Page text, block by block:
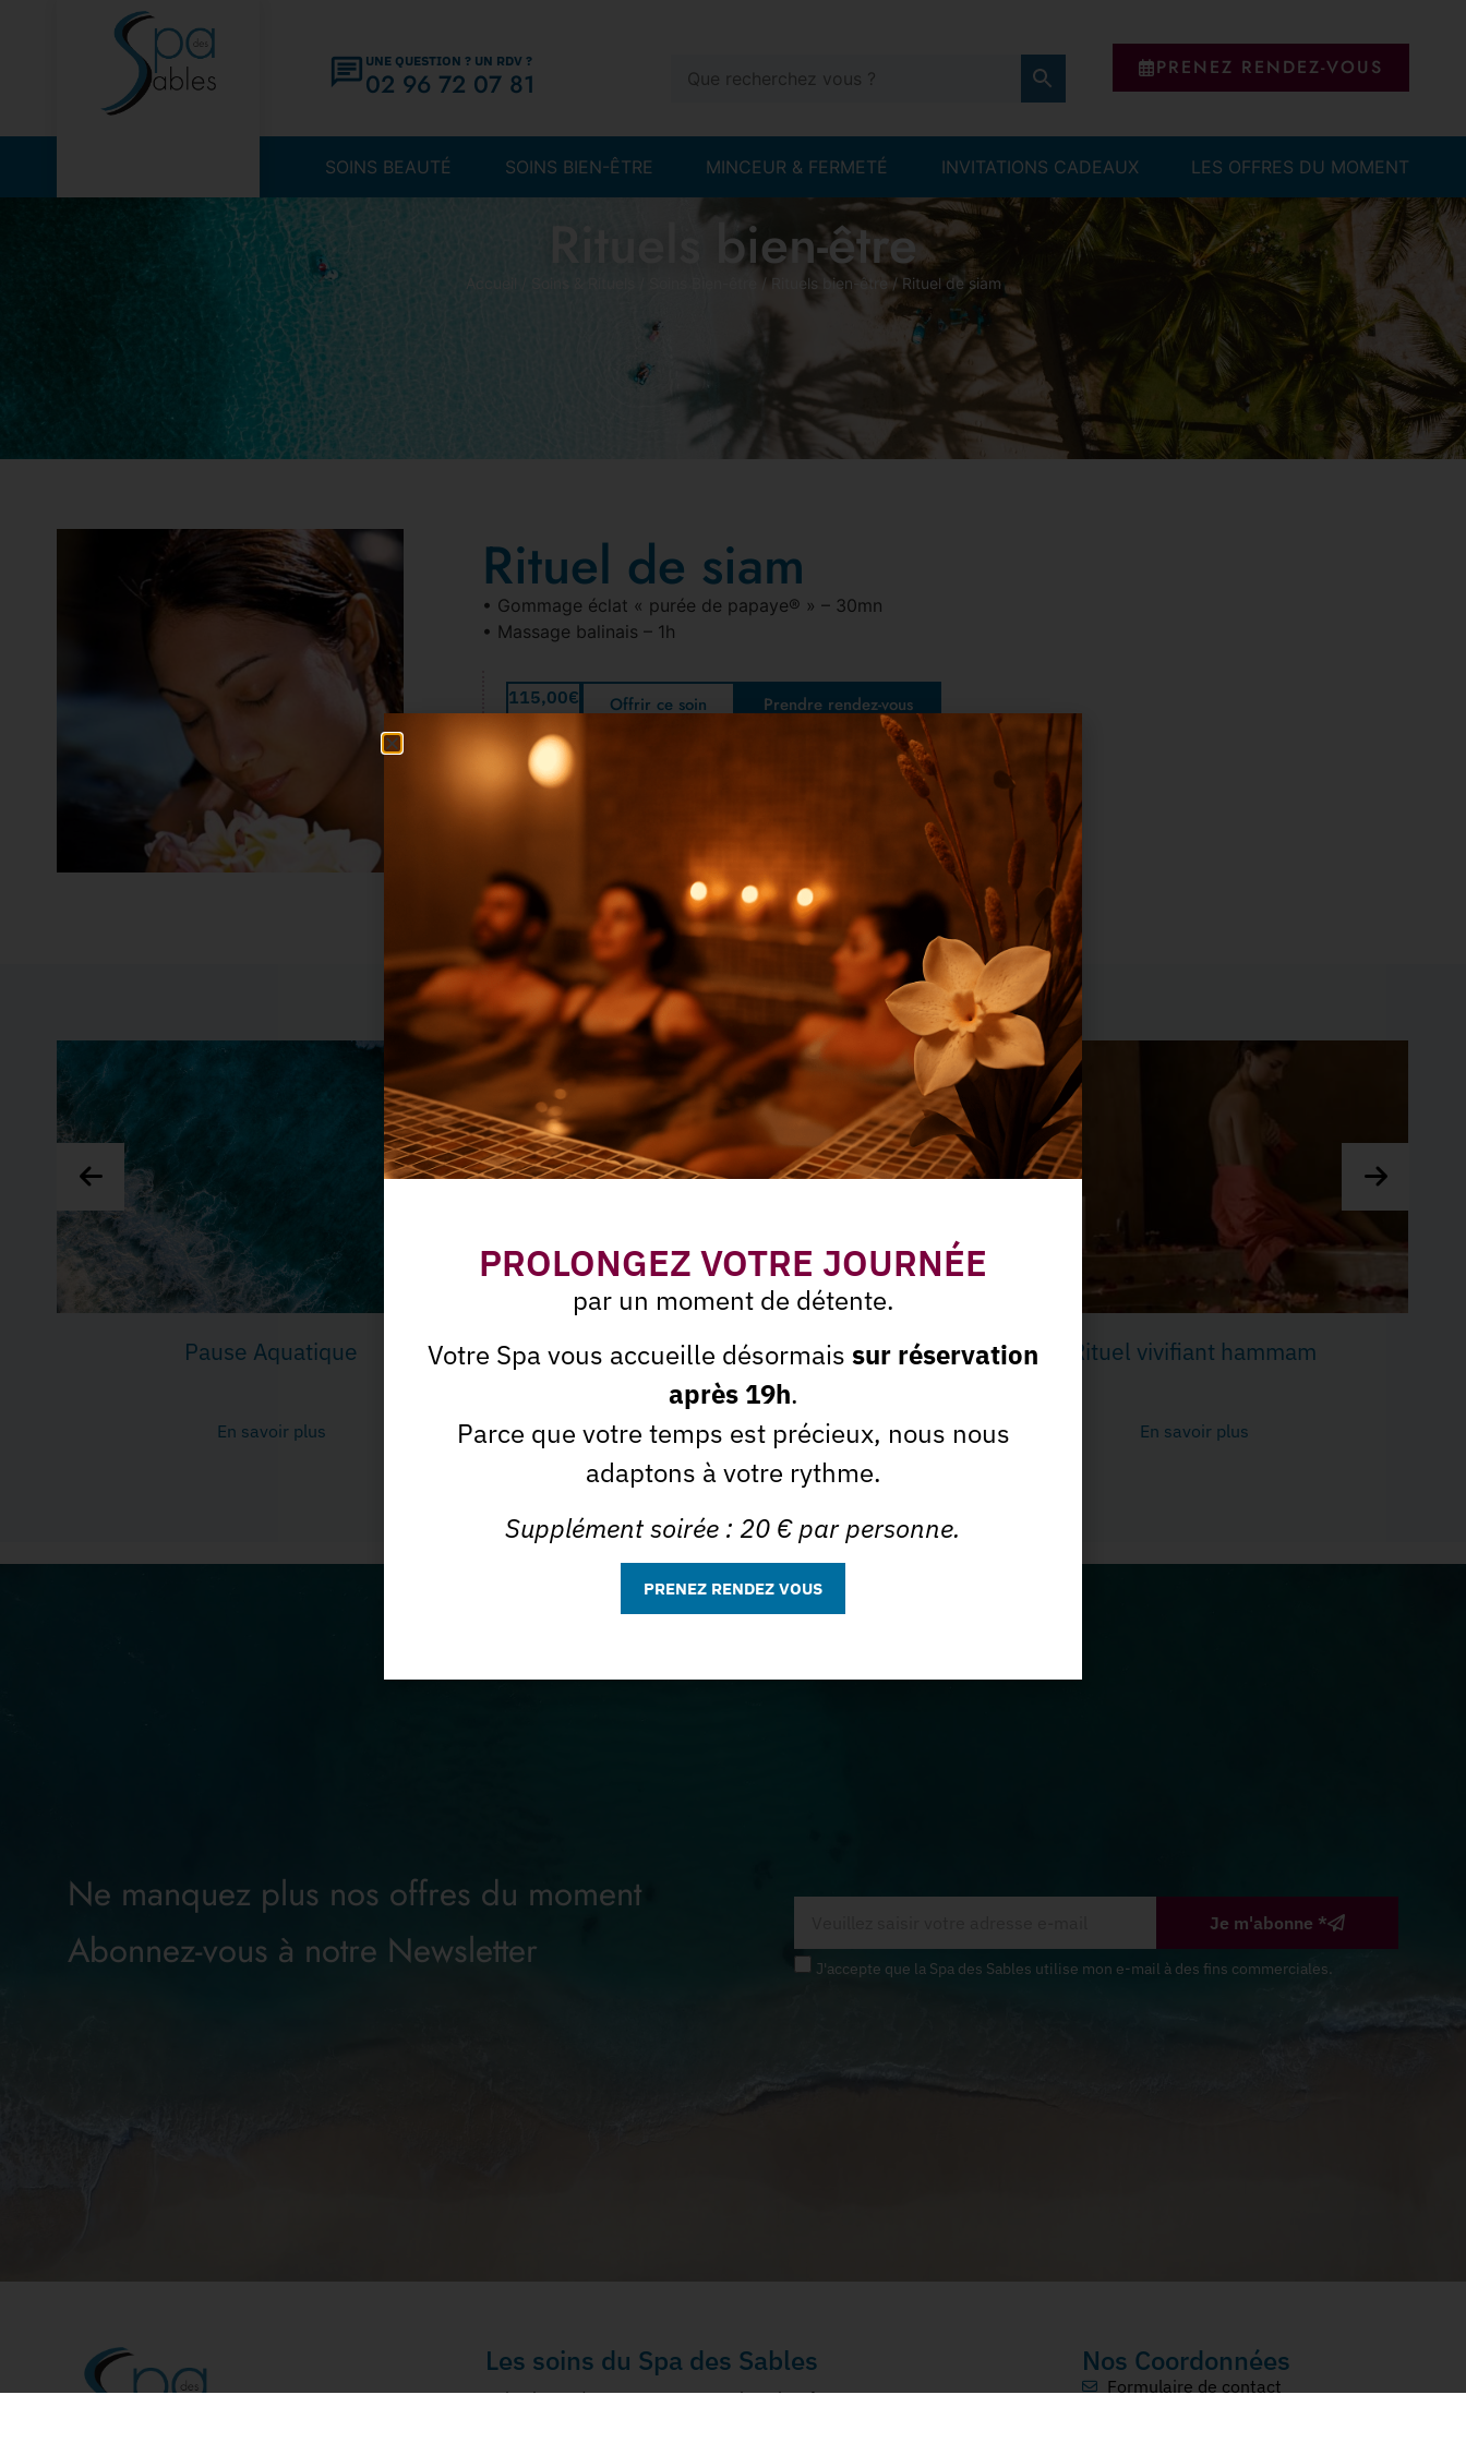
UNE QUESTION ? UN RDV ?
02 96 72 07 81 PRENEZ RENDEZ-VOUS
SOINS BEAUTÉ SOINS BIEN-ÊTRE MINCEUR & FERMETÉ INVITATIONS CADEAUX LES OFFRES DU MOMENT
Rituels bien-être
Accueil / Rituels bien-être / Rituel de siam
Rituel de siam
• Gommage éclat « purée de papaye® » – 30mn
• Massage balinais – 1h
115,00€ Offrir ce soin Prendre rendez-vous
A découvrir dans :Rituels bien-être
Rituel millénaire
En savoir plus
Rituel vivifiant hammam
En savoir plus
Rituel mer des Indes
En savoir plus
Rituels bien-être
Ne manquez plus nos offres du moment
Abonnez-vous à notre Newsletter
J'accepte que la Spa des Sables utilise mon e-mail à des fins commerciales.
Je m'abonne *
Les soins du Spa des Sables
Soins beauté Soins Bien-être
Nos Coordonnées
Formulaire de contact
PROLONGEZ VOTRE JOURNÉE
par un moment de détente.
Votre Spa vous accueille désormais sur réservation
après 19h.
Parce que votre temps est précieux, nous nous
adaptons à votre rythme.
Supplément soirée : 20 € par personne.
PRENEZ RENDEZ VOUS